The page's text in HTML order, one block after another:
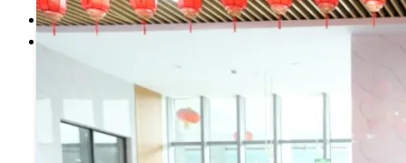
首 页
学校介绍
现任领导
学校章程
校史校友